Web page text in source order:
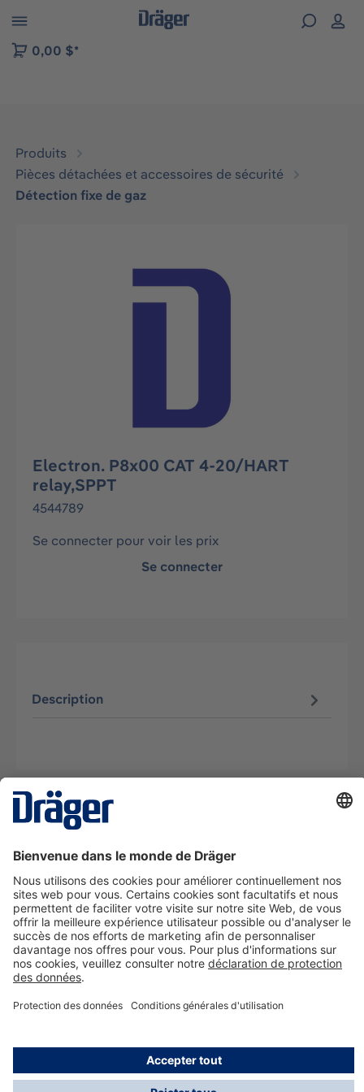
to B2B platform navigation
0,00 $*
Produits
Pièces détachées et accessoires de sécurité
Détection fixe de gaz
Ignorer la galerie d'images
Electron. P8x00 CAT 4-20/HART
relay,SPPT
4544789
Se connecter pour voir les prix
Se connecter
Description
La technologie
Nous contacter
A propos de Dräger
Informations
*Les taxes et les frais d'expédition ne sont pas inclus